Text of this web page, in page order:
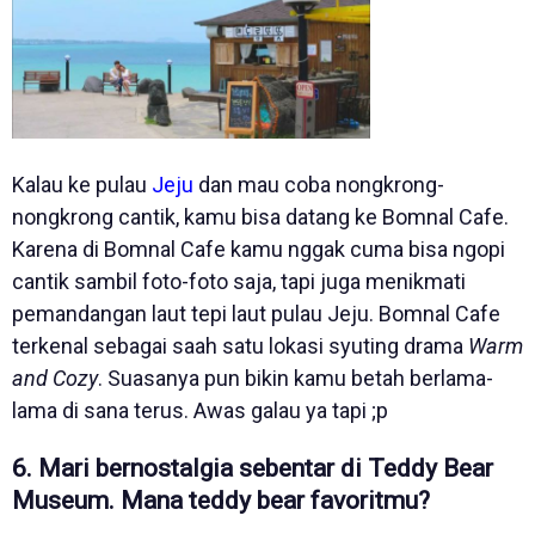
Kalau ke pulau Jeju dan mau coba nongkrong-
nongkrong cantik, kamu bisa datang ke Bomnal Cafe.
Karena di Bomnal Cafe kamu nggak cuma bisa ngopi
cantik sambil foto-foto saja, tapi juga menikmati
pemandangan laut tepi laut pulau Jeju. Bomnal Cafe
terkenal sebagai saah satu lokasi syuting drama Warm
and Cozy. Suasanya pun bikin kamu betah berlama-
lama di sana terus. Awas galau ya tapi ;p
6. Mari bernostalgia sebentar di Teddy Bear
Museum. Mana teddy bear favoritmu?